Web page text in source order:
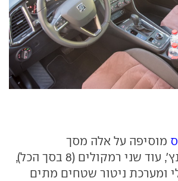
מוסיפה על אלה מסך
מולטימדיה 8 אינץ', עוד שני רמקולים (8 בסך הכל),
ומערכת ניטור שטחים מתים